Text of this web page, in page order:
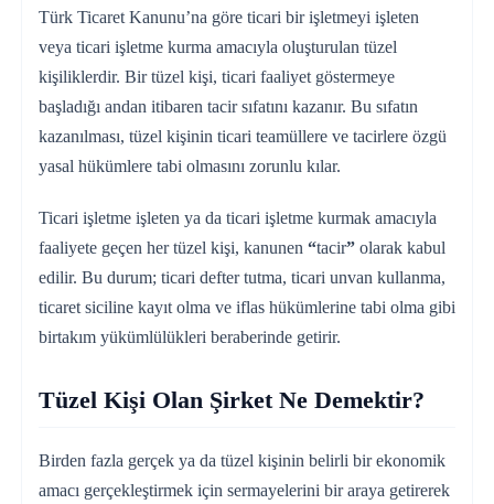
Türk Ticaret Kanunu’na göre ticari bir işletmeyi işleten
veya ticari işletme kurma amacıyla oluşturulan tüzel
kişiliklerdir. Bir tüzel kişi, ticari faaliyet göstermeye
başladığı andan itibaren tacir sıfatını kazanır. Bu sıfatın
kazanılması, tüzel kişinin ticari teamüllere ve tacirlere özgü
yasal hükümlere tabi olmasını zorunlu kılar.
Ticari işletme işleten ya da ticari işletme kurmak amacıyla
faaliyete geçen her tüzel kişi, kanunen “tacir”olarak kabul
edilir. Bu durum; ticari defter tutma, ticari unvan kullanma,
ticaret siciline kayıt olma ve iflas hükümlerine tabi olma gibi
birtakım yükümlülükleri beraberinde getirir.
Tüzel Kişi Olan Şirket Ne Demektir?
Birden fazla gerçek ya da tüzel kişinin belirli bir ekonomik
amacı gerçekleştirmek için sermayelerini bir araya getirerek